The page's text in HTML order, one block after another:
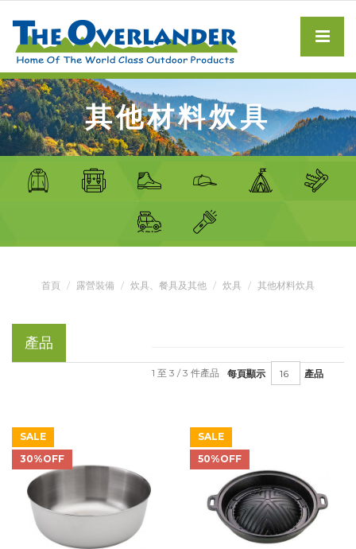
其他材料炊具
首頁 露營裝備 炊具、餐具及其他 炊具 其他材料炊具
產品
每頁顯示 產品
1 至 3 / 3 件產品
SALE
30%OFF
SALE
50%OFF